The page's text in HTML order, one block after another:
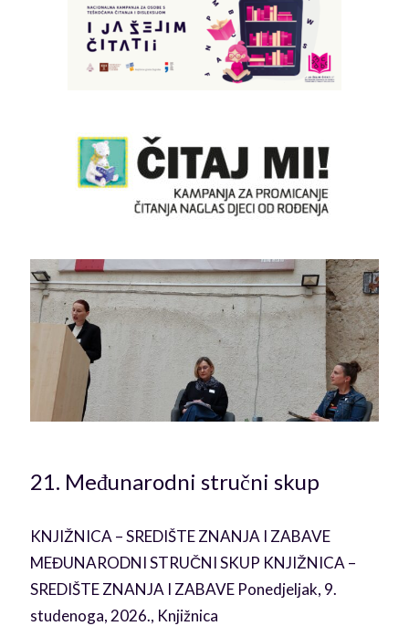
21. Međunarodni stručni skup
KNJIŽNICA – SREDIŠTE ZNANJA I ZABAVE
MEĐUNARODNI STRUČNI SKUP KNJIŽNICA –
SREDIŠTE ZNANJA I ZABAVE Ponedjeljak, 9.
studenoga, 2026., Knjižnica